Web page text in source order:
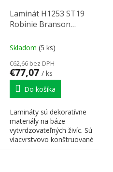
Laminát H1253 ST19
Robinie Branson
2800/1310/0,8
Skladom (5 ks)
€62,66 bez DPH
€77,07 / ks
Do košíka
Lamináty sú dekoratívne
materiály na báze
vytvrdzovateľných živíc. Sú
viacvrstvovo konštruované
a skladajú sa z...